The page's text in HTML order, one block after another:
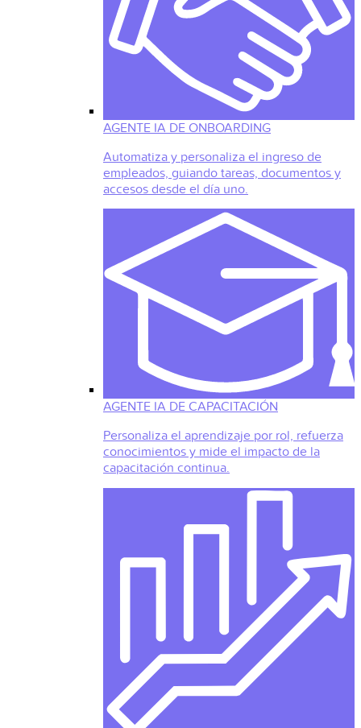
AGENTE IA DE ONBOARDING
Automatiza y personaliza el ingreso de
empleados, guiando tareas, documentos y
accesos desde el día uno.
AGENTE IA DE CAPACITACIÓN
Personaliza el aprendizaje por rol, refuerza
conocimientos y mide el impacto de la
capacitación continua.